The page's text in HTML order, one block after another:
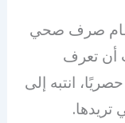
صرف صحي
أن تعرف
انتبه إلى
تريدها.